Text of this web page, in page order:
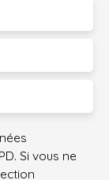
Si vous ne